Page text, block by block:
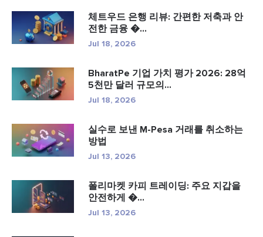
체트우드 은행 리뷰: 간편한 저축과 안
전한 금융 �...
Jul 18, 2026
BharatPe 기업 가치 평가 2026: 28억
5천만 달러 규모의...
Jul 18, 2026
실수로 보낸 M-Pesa 거래를 취소하는
방법
Jul 13, 2026
폴리마켓 카피 트레이딩: 주요 지갑을
안전하게 �...
Jul 13, 2026